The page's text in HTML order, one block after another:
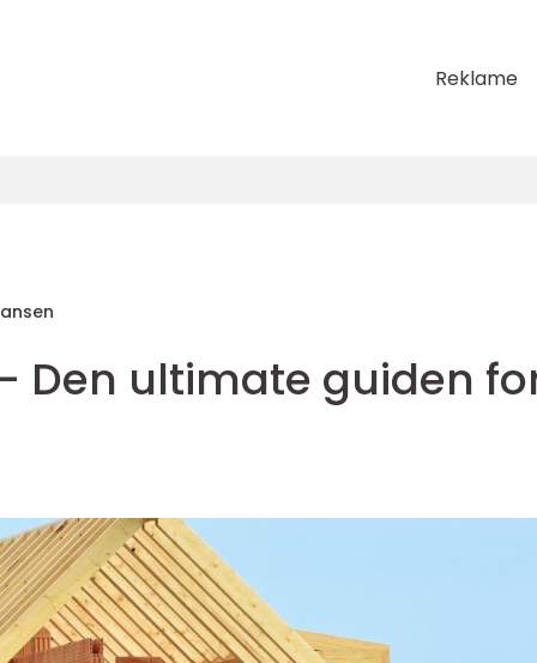
Reklame
Den ultimate guiden